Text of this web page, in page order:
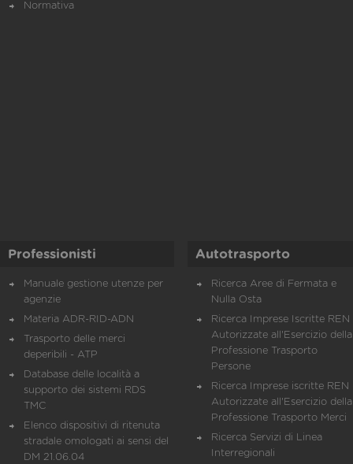
Normativa
Professionisti
Manuale gestione utenze per
agenzie
Materia ADR-RID-ADN
Trasporto delle merci
deperibili - ATP
Database delle località a
supporto dei sistemi RDS
TMC
Elenco dispositivi di ritenuta
stradale omologati ai sensi del
DM 21.06.04
Autotrasporto
Ricerca Aree di Fermata e
Nulla Osta
Ricerca Imprese Iscritte REN
Autorizzate all'Esercizio della
Professione Trasporto
Persone
Ricerca Imprese iscritte REN
Autorizzate all'Esercizio della
Professione Trasporto Merci
Ricerca Servizi di Linea
Interregionali